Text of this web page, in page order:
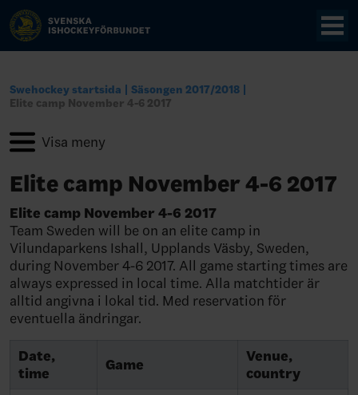
Swehockey startsida
Säsongen 2017/2018
Elite camp November 4-6 2017
Elite camp November 4-6 2017
Elite camp November 4-6 2017
Team Sweden will be on an elite camp in
Vilundaparkens Ishall, Upplands Väsby, Sweden,
during November 4-6 2017. All game starting times are
always expressed in local time. Alla matchtider är
alltid angivna i lokal tid. Med reservation för
eventuella ändringar.
Date,
time
Game
Venue,
country